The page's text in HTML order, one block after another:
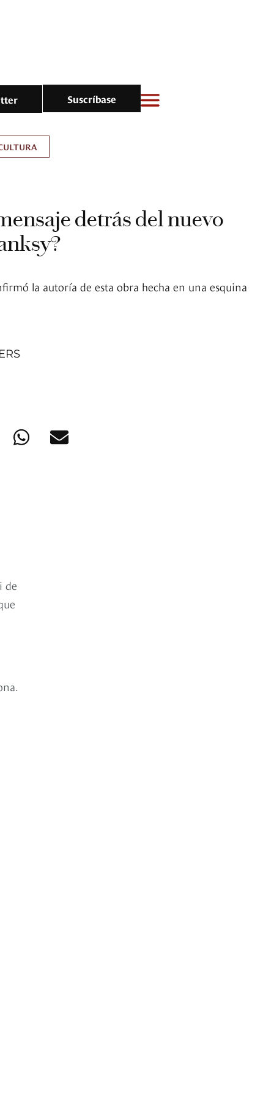
Suscríbase
detrás del nuevo
la autoría de esta obra hecha en una esquina
de